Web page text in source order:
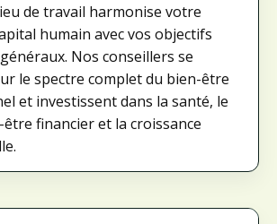
de travail harmonise votre
humain avec vos objectifs
Nos conseillers se
le spectre complet du bien-être
et investissent dans la santé, le
financier et la croissance